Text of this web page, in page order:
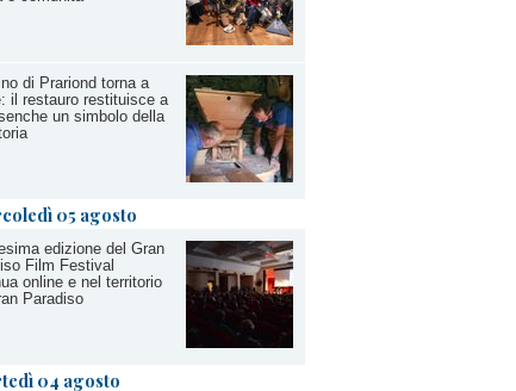
di Prariond torna a
il restauro restituisce a
un simbolo della
05 agosto
edizione del Gran
Film Festival
online e nel territorio
Paradiso
04 agosto